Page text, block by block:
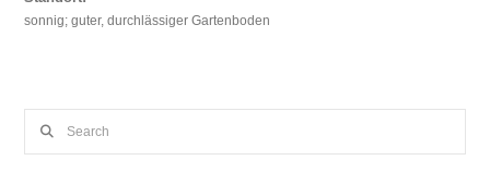
sonnig; guter, durchlässiger Gartenboden